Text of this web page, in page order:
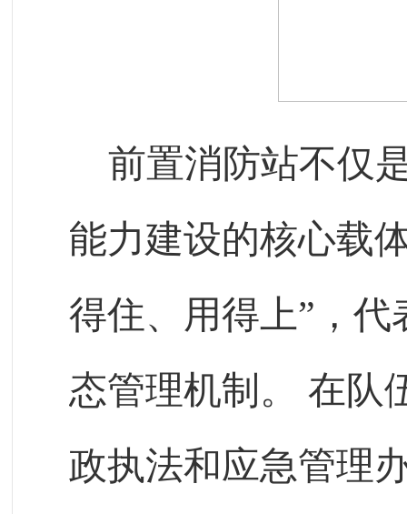
前置消防站不仅
能力建设的核心载
得住、用得上”，
态管理机制。 在队
政执法和应急管理